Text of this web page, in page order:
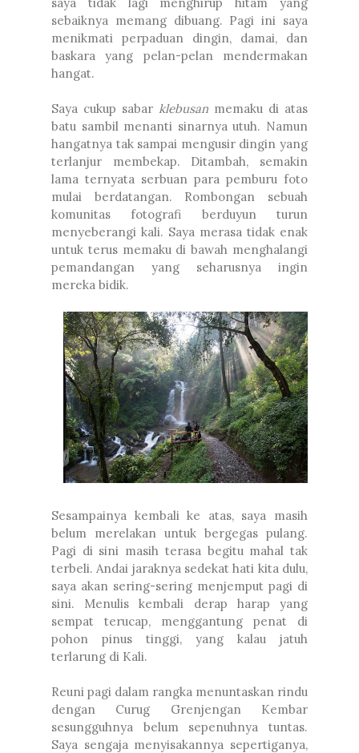
saya tidak lagi menghirup hitam yang
sebaiknya memang dibuang. Pagi ini saya
menikmati perpaduan dingin, damai, dan
baskara yang pelan-pelan mendermakan
hangat.
Saya cukup sabar klebusan memaku di atas
batu sambil menanti sinarnya utuh. Namun
hangatnya tak sampai mengusir dingin yang
terlanjur membekap. Ditambah, semakin
lama ternyata serbuan para pemburu foto
mulai berdatangan. Rombongan sebuah
komunitas fotografi berduyun turun
menyeberangi kali. Saya merasa tidak enak
untuk terus memaku di bawah menghalangi
pemandangan yang seharusnya ingin
mereka bidik.
Sesampainya kembali ke atas, saya masih
belum merelakan untuk bergegas pulang.
Pagi di sini masih terasa begitu mahal tak
terbeli. Andai jaraknya sedekat hati kita dulu,
saya akan sering-sering menjemput pagi di
sini. Menulis kembali derap harap yang
sempat terucap, menggantung penat di
pohon pinus tinggi, yang kalau jatuh
terlarung di Kali.
Reuni pagi dalam rangka menuntaskan rindu
dengan Curug Grenjengan Kembar
sesungguhnya belum sepenuhnya tuntas.
Saya sengaja menyisakannya sepertiganya,